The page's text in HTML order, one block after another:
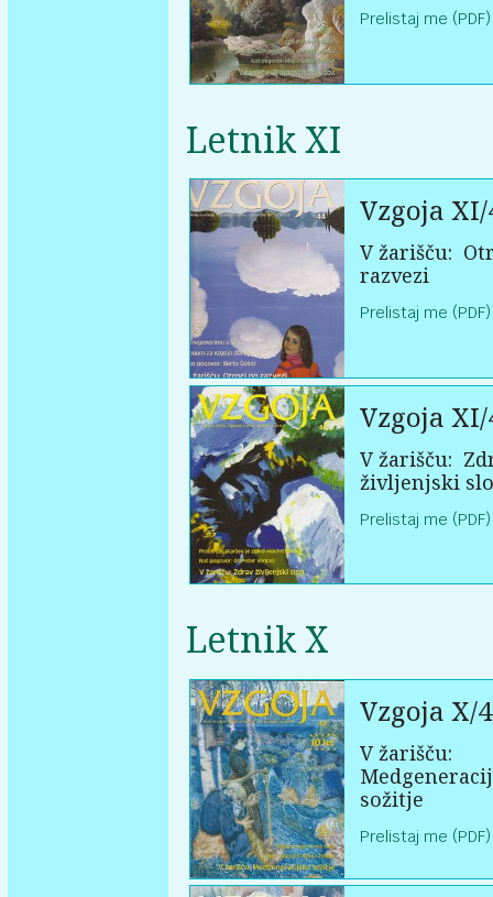
Prelistaj me (PDF)
Letnik XI
Vzgoja XI/
V žarišču:
razvezi
Prelistaj me (PDF)
Vzgoja XI/
V žarišču:
življenjski
Prelistaj me (PDF)
Letnik X
Vzgoja X/
V žarišču:
sožitje
Prelistaj me (PDF)